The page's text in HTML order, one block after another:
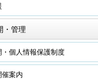
・管理
・個人情報保護制度
催案内